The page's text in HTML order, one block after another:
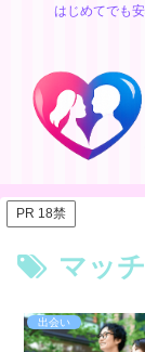
はじめてでも
PR 18禁
マッ
出会い